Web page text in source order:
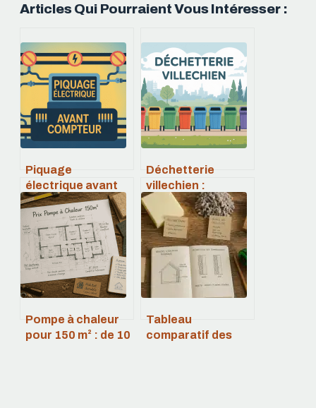
Articles Qui Pourraient Vous Intéresser :
Piquage
électrique avant
compteur : ce que
la loi autorise
vraiment
Déchetterie
villechien :
horaires, accès,
déchets acceptés
et bons gestes
Pompe à chaleur
pour 150 m² : de 10
Tableau
comparatif des